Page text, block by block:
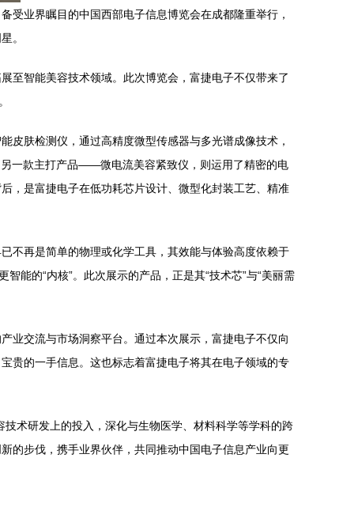
受业界瞩目的中国西部电子信息博览会在成都隆重举行，
。
至智能美容技术领域。此次博览会，富捷电子不仅带来了
皮肤检测仪，通过高精度微型传感器与多光谱成像技术，
一款主打产品——微电流美容紧致仪，则运用了精密的电
，是富捷电子在低功耗芯片设计、微型化封装工艺、精准
不再是简单的物理或化学工具，其效能与体验高度依赖于
能的“内核”。此次展示的产品，正是其“技术芯”与“美丽需
业交流与市场洞察平台。通过本次展示，富捷电子不仅向
贵的一手信息。这也标志着富捷电子将其在电子领域的专
术研发上的投入，深化与生物医学、材料科学等学科的跨
的步伐，携手业界伙伴，共同推动中国电子信息产业向更